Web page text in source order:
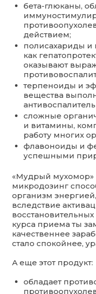
бета-глюканы,
действием;
полисахариды
как
оказывают
терпеноиды и
вещества
сложные
и витамины,
работу многих
флавоноиды и
успешными
«Мудрый мухомор»
микродозинг
организм
вследствие
курса приема ты
качественнее
стало спокойнее,
А еще этот продукт:
обладает